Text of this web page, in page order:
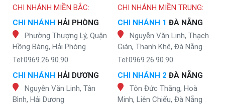
CHI NHÁNH MIỀN BẮC:
CHI NHÁNH HẢI PHÒNG
Phường Thượng Lý, Quận
Hồng Bàng, Hải Phòng
Tel:0969.26.90.90
CHI NHÁNH HẢI DƯƠNG
Nguyễn Văn Linh, Tân
Bình, Hải Dương
CHI NHÁNH MIỀN TRUNG:
CHI NHÁNH 1 ĐÀ NẴNG
Nguyễn Văn Linh, Thạch
Gián, Thanh Khê, Đà Nẵng
Tel:0969.26.90.90
CHI NHÁNH 2 ĐÀ NẴNG
Tôn Đức Thắng, Hoà
Minh, Liên Chiểu, Đà Nẵng